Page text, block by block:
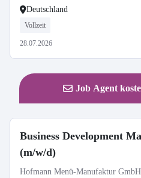
Deutschland
Vollzeit
28.07.2026
Job Agent
Business Development
(m/w/d)
Hofmann Menü-Manufaktur GmbH